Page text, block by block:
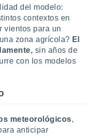
del modelo:
contextos en
vientos para un
zona agrícola? El
sin años de
con los modelos
meteorológicos,
anticipar